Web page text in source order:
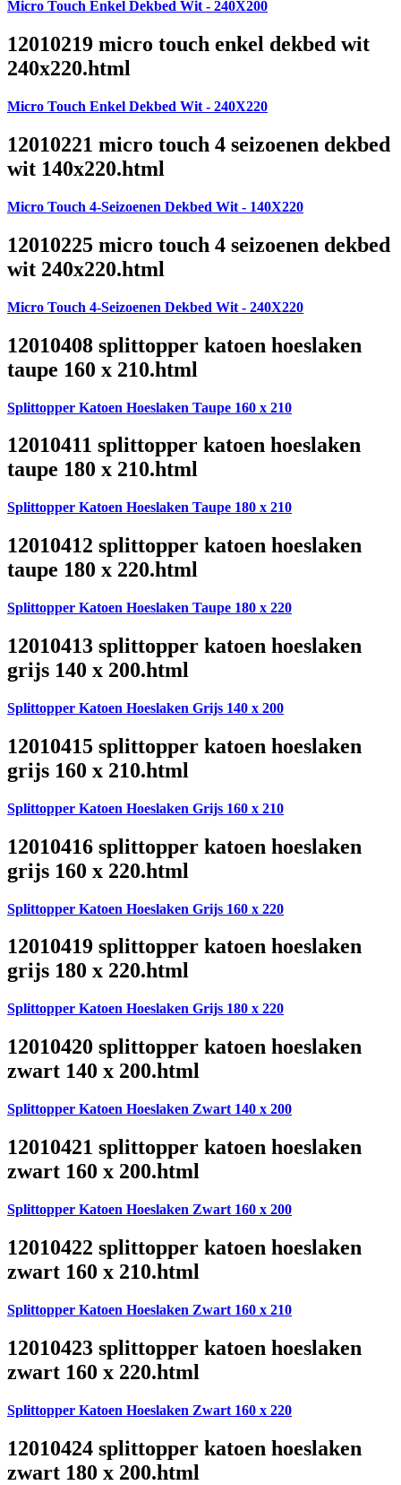
Micro Touch Enkel Dekbed Wit - 240X200
12010219 micro touch enkel dekbed wit
240x220.html
Micro Touch Enkel Dekbed Wit - 240X220
12010221 micro touch 4 seizoenen dekbed
wit 140x220.html
Micro Touch 4-Seizoenen Dekbed Wit - 140X220
12010225 micro touch 4 seizoenen dekbed
wit 240x220.html
Micro Touch 4-Seizoenen Dekbed Wit - 240X220
12010408 splittopper katoen hoeslaken
taupe 160 x 210.html
Splittopper Katoen Hoeslaken Taupe 160 x 210
12010411 splittopper katoen hoeslaken
taupe 180 x 210.html
Splittopper Katoen Hoeslaken Taupe 180 x 210
12010412 splittopper katoen hoeslaken
taupe 180 x 220.html
Splittopper Katoen Hoeslaken Taupe 180 x 220
12010413 splittopper katoen hoeslaken
grijs 140 x 200.html
Splittopper Katoen Hoeslaken Grijs 140 x 200
12010415 splittopper katoen hoeslaken
grijs 160 x 210.html
Splittopper Katoen Hoeslaken Grijs 160 x 210
12010416 splittopper katoen hoeslaken
grijs 160 x 220.html
Splittopper Katoen Hoeslaken Grijs 160 x 220
12010419 splittopper katoen hoeslaken
grijs 180 x 220.html
Splittopper Katoen Hoeslaken Grijs 180 x 220
12010420 splittopper katoen hoeslaken
zwart 140 x 200.html
Splittopper Katoen Hoeslaken Zwart 140 x 200
12010421 splittopper katoen hoeslaken
zwart 160 x 200.html
Splittopper Katoen Hoeslaken Zwart 160 x 200
12010422 splittopper katoen hoeslaken
zwart 160 x 210.html
Splittopper Katoen Hoeslaken Zwart 160 x 210
12010423 splittopper katoen hoeslaken
zwart 160 x 220.html
Splittopper Katoen Hoeslaken Zwart 160 x 220
12010424 splittopper katoen hoeslaken
zwart 180 x 200.html